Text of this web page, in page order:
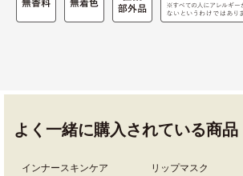
よく一緒に購入されている商品
インナースキンケア リップマスク